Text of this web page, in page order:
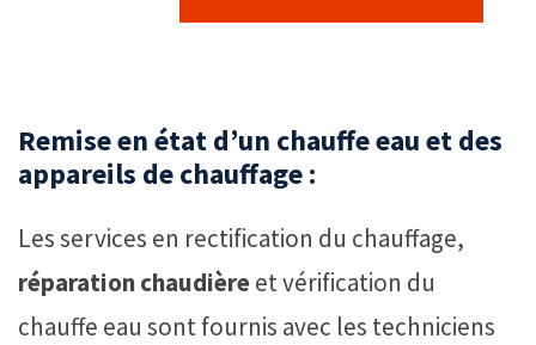
Remise en état d’un chauffe eau et des
appareils de chauffage :
Les services en rectification du chauffage,
réparation chaudièreet vérification du
chauffe eau sont fournis avec les techniciens